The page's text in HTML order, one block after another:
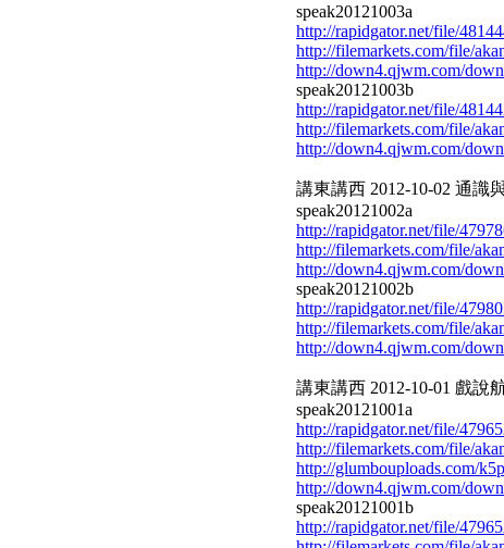
speak20121003a
http://rapidgator.net/file/
http://filemarkets.com/file/
http://down4.qjwm.com/
speak20121003b
http://rapidgator.net/file/
http://filemarkets.com/file/
http://down4.qjwm.com/
講東講西 2012-10-02 通識
speak20121002a
http://rapidgator.net/file/
http://filemarkets.com/file/
http://down4.qjwm.com/
speak20121002b
http://rapidgator.net/file/
http://filemarkets.com/file/
http://down4.qjwm.com/
講東講西 2012-10-01 戲說
speak20121001a
http://rapidgator.net/file/
http://filemarkets.com/file/
http://glumbouploads.com/
http://down4.qjwm.com/
speak20121001b
http://rapidgator.net/file/